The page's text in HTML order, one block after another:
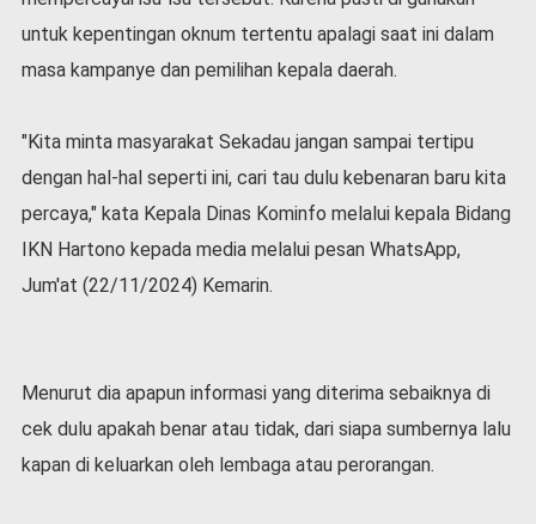
i
B
r
i
t
a
o
v
9
N
a
untuk kepentingan oknum tertentu apalagi saat ini dalam
masa kampanye dan pemilihan kepala daerah.
"Kita minta masyarakat Sekadau jangan sampai tertipu
dengan hal-hal seperti ini, cari tau dulu kebenaran baru kita
percaya," kata Kepala Dinas Kominfo melalui kepala Bidang
IKN Hartono kepada media melalui pesan WhatsApp,
Jum'at (22/11/2024) Kemarin.
Menurut dia apapun informasi yang diterima sebaiknya di
cek dulu apakah benar atau tidak, dari siapa sumbernya lalu
kapan di keluarkan oleh lembaga atau perorangan.